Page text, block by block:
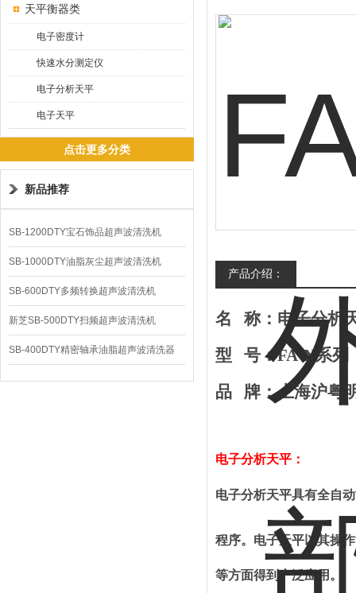
天平衡器类
电子密度计
快速水分测定仪
电子分析天平
电子天平
点击更多分类
新品推荐
SB-1200DTY宝石饰品超声波清洗机
SB-1000DTY油脂灰尘超声波清洗机
SB-600DTY多频转换超声波清洗机
新芝SB-500DTY扫频超声波清洗机
SB-400DTY精密轴承油脂超声波清洗器
产品介绍：
名
称：电子分析
型
号：FA-N系列
品
牌 ：上海沪粤
电子分析天平 ：
电子分析天平具有全自
程序。电子天平以其操
等方面得到广泛应用。